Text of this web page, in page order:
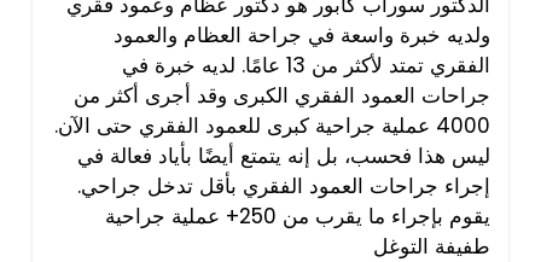
ولديه خبرة واسعة في جراحة العظام والعمود
الفقري تمتد لأكثر من 13 عامًا. لديه خبرة في
جراحات العمود الفقري الكبرى وقد أجرى أكثر من
4000 عملية جراحية كبرى للعمود الفقري حتى الآن.
ليس هذا فحسب، بل إنه يتمتع أيضًا بأياد فعالة في
إجراء جراحات العمود الفقري بأقل تدخل جراحي.
يقوم بإجراء ما يقرب من 250+ عملية جراحية
طفيفة التوغل